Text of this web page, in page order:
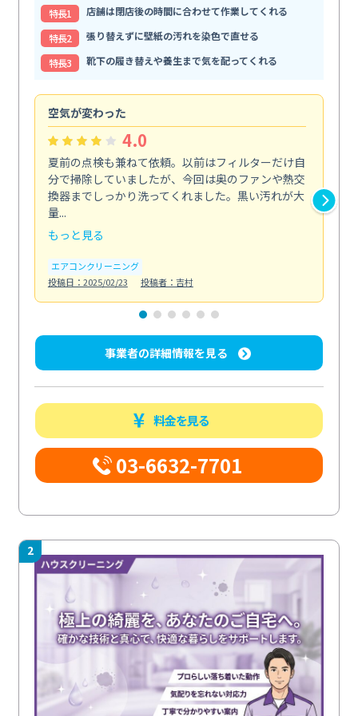
特⻑1
店舗は閉店後の時間に合わせて作業してくれる
特⻑2
張り替えずに壁紙の汚れを染色で直せる
特⻑3
靴下の履き替えや養生まで気を配ってくれる
空気が変わった
4.0
夏前の点検も兼ねて依頼。以前はフィルターだけ自
分で掃除していましたが、今回は奥のファンや熱交
換器までしっかり洗ってくれました。黒い汚れが大
量...
もっと見る
エアコンクリーニング
投稿日：2025/02/23
投稿者：吉村
事業者の詳細情報を見る
料金を見る
03-6632-7701
2